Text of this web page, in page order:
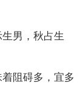
男，秋占生
阻碍多，宜多